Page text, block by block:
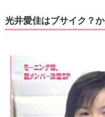
光井愛佳はブサイク？